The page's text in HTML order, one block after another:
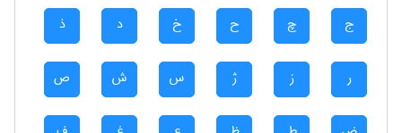
ج چ ح خ د ذ
ر ز ژ س ش ص